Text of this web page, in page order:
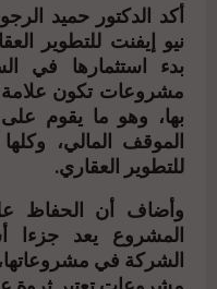
أكد الدكتور حميد
نيو إيفنت للتطوير
بدء استثمارها في
مشروعات تكون علامة
بها، وهو ما يقوم
الموقف المالي،
للتطوير العقاري.
وأضاف أن الحفاظ
المشروع يعد جزءا
الشركة في